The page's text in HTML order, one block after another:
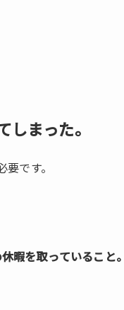
しまった。
です。
暇を取っていること。